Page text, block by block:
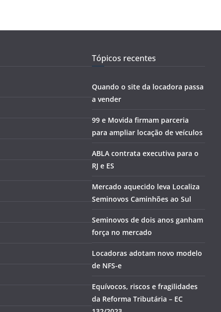
Tópicos recentes
Quando o site da locadora passa
a vender
99 e Movida firmam parceria
para ampliar locação de veículos
ABLA contrata executiva para o
RJ e ES
Mercado aquecido leva Localiza
Seminovos Caminhões ao Sul
Seminovos de dois anos ganham
força no mercado
Locadoras adotam novo modelo
de NFS-e
Equívocos, riscos e fragilidades
da Reforma Tributária – EC